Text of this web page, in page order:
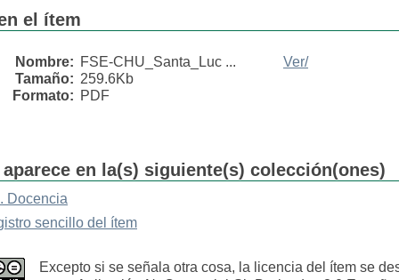
el ítem
Nombre: FSE-CHU_Santa_Luc ...
Tamaño: 259.6Kb
Formato: PDF
Ver/
en la(s) siguiente(s) colección(ones)
Docencia
sencillo del ítem
Excepto si se señala otra cosa, la licencia del ítem se